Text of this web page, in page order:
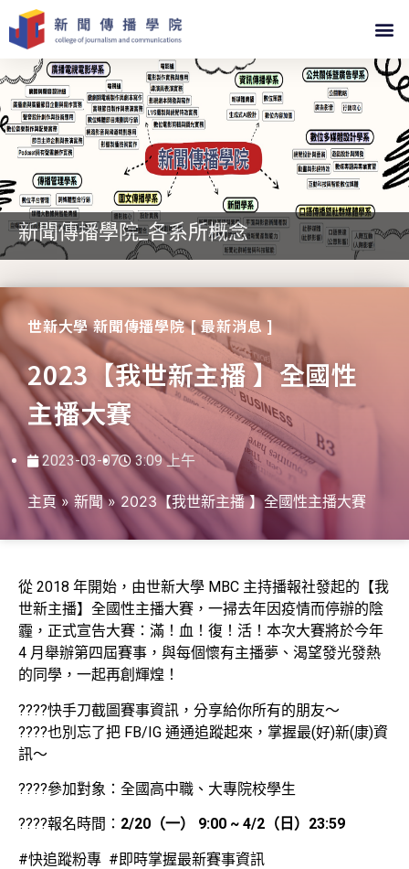
新聞傳播學院_各系所概念
世新大學 新聞傳播學院 [ 最新消息 ]
2023【我世新主播 】全國性
主播大賽
2023-03-07 3:09 上午
主頁 » 新聞 »2023【我世新主播 】全國性主播大賽
從 2018 年開始，由世新大學 MBC 主持播報社發起的【我
世新主播】全國性主播大賽，一掃去年因疫情而停辦的陰
霾，正式宣告大賽：滿！血！復！活！本次大賽將於今年
4 月舉辦第四屆賽事，與每個懷有主播夢、渴望發光發熱
的同學，一起再創輝煌！
????快手刀截圖賽事資訊，分享給你所有的朋友～
????也別忘了把 FB/IG 通通追蹤起來，掌握最(好)新(康)資
訊～
????參加對象：全國高中職、大專院校學生
????報名時間： 2/20 （一） 9:00 ~ 4/2 （日） 23:59
#快追蹤粉專 #即時掌握最新賽事資訊